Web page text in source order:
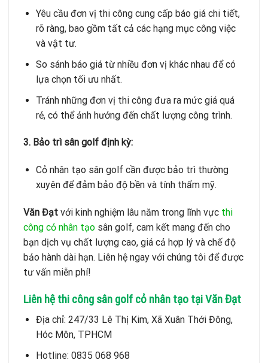
Yêu cầu đơn vị thi công cung cấp báo giá chi tiết,
rõ ràng, bao gồm tất cả các hạng mục công việc
và vật tư.
So sánh báo giá từ nhiều đơn vị khác nhau để có
lựa chọn tối ưu nhất.
Tránh những đơn vị thi công đưa ra mức giá quá
rẻ, có thể ảnh hưởng đến chất lượng công trình.
3. Bảo trì sân golf định kỳ:
Cỏ nhân tạo sân golf cần được bảo trì thường
xuyên để đảm bảo độ bền và tính thẩm mỹ.
Văn Đạt với kinh nghiệm lâu năm trong lĩnh vực thi
công cỏ nhân tạo sân golf, cam kết mang đến cho
bạn dịch vụ chất lượng cao, giá cả hợp lý và chế độ
bảo hành dài hạn. Liên hệ ngay với chúng tôi để được
tư vấn miễn phí!
Liên hệ thi công sân golf cỏ nhân tạo tại Văn Đạt
Địa chỉ: 247/33 Lê Thị Kim, Xã Xuân Thới Đông,
Hóc Môn, TPHCM
Hotline: 0835 068 968